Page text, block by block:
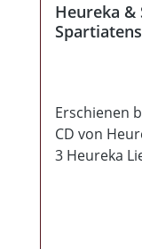
Heureka &
Erschienen
CD von
3 Heureka